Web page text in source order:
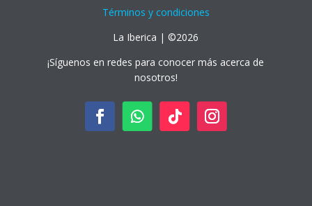
Términos y condiciones
La Iberica | ©2026
¡Síguenos en redes para conocer más acerca de
nosotros!